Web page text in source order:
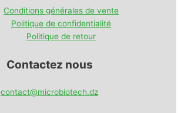
Conditions générales de vente
Politique de confidentialité
Politique de retour
Contactez nous
contact@microbiotech.dz